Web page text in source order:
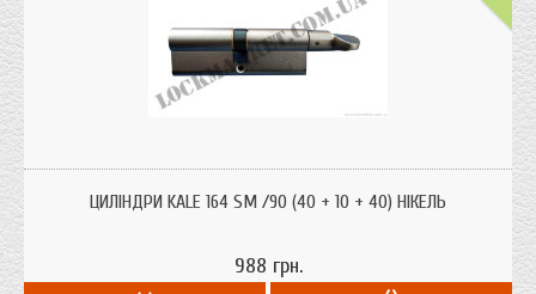
виробник Kale один з лідерів продажів замків і фурнітури в Україні.
ЦИЛІНДРИ KALE 164 SM /90 (40 + 10 + 40) НІКЕЛЬ
988 грн.